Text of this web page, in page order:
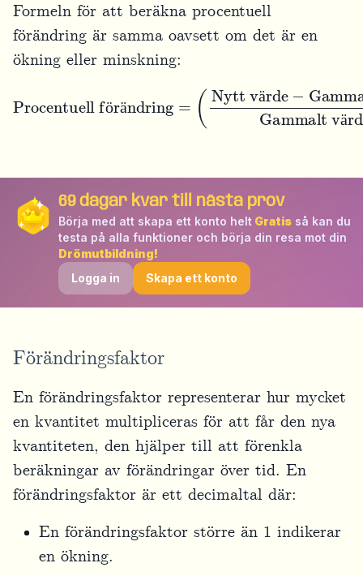
Formeln för att beräkna procentuell
förändring är samma oavsett om det är en
ökning eller minskning:
ö ä
ä
ä
Nytt värde−
Gammalt värde)× 100%
69dagar kvar till nästa prov
Börja med att skapa ett konto helt Gratis så kan du
testa på alla funktioner och börja din resa mot din
Drömutbildning!
Logga in
Skapa ett konto
Förändringsfaktor
En förändringsfaktor representerar hur mycket
en kvantitet multipliceras för att får den nya
kvantiteten, den hjälper till att förenkla
beräkningar av förändringar över tid. En
förändringsfaktor är ett decimaltal där:
En förändringsfaktor större än 1 indikerar
en ökning.